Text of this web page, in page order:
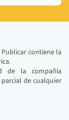
contiene la
de la compañía
de cualquier